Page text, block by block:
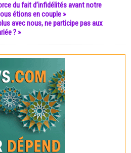
du fait d’infidélités avant notre
étions en couple »
avec nous, ne participe pas aux
? »